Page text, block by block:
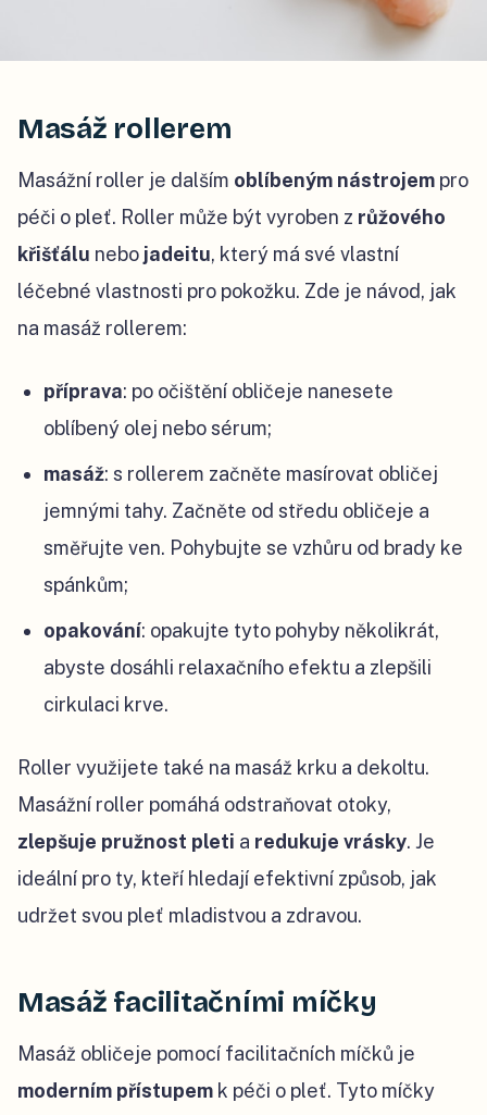
Masáž rollerem
Masážní roller je dalším oblíbeným nástrojem pro
péči o pleť. Roller může být vyroben z růžového
křišťálu nebo jadeitu, který má své vlastní
léčebné vlastnosti pro pokožku. Zde je návod, jak
na masáž rollerem:
příprava: po očištění obličeje nanesete
oblíbený olej nebo sérum;
masáž: s rollerem začněte masírovat obličej
jemnými tahy. Začněte od středu obličeje a
směřujte ven. Pohybujte se vzhůru od brady ke
spánkům;
opakování: opakujte tyto pohyby několikrát,
abyste dosáhli relaxačního efektu a zlepšili
cirkulaci krve.
Roller využijete také na masáž krku a dekoltu.
Masážní roller pomáhá odstraňovat otoky,
zlepšuje pružnost pleti a redukuje vrásky. Je
ideální pro ty, kteří hledají efektivní způsob, jak
udržet svou pleť mladistvou a zdravou.
Masáž facilitačními míčky
Masáž obličeje pomocí facilitačních míčků je
moderním přístupem k péči o pleť. Tyto míčky